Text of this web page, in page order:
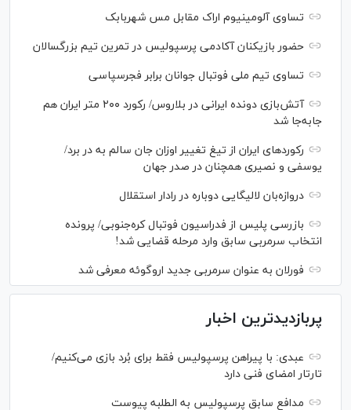
تساوی آلومینیوم اراک مقابل مس شهربابک
حضور بازیکنان آکادمی پرسپولیس در تمرین تیم بزرگسالان
تساوی تیم ملی فوتبال جوانان برابر فجرسپاسی
آتش‌بازی دونده ایرانی در بلاروس/ رکورد ۲۰۰ متر ایران هم
جابه‌جا شد
رکورد‌های ایران از تیغ تغییر اوزان جان سالم به در برد/
یوسفی و نصیری همچنان در صدر جهان
دروازه‌بان لالیگایی دوباره در رادار استقلال
بازرسی پلیس از فدراسیون فوتبال کره‌جنوبی/ پرونده
انتخاب سرمربی سابق وارد مرحله قضایی شد!
فورلان به عنوان سرمربی جدید اروگوئه معرفی شد
پربازدیدترین اخبار
عبدی: با پیراهن پرسپولیس فقط برای بُرد بازی می‌کنیم/
تارتار امضای فنی دارد
مدافع سابق پرسپولیس به الطلبه پیوست